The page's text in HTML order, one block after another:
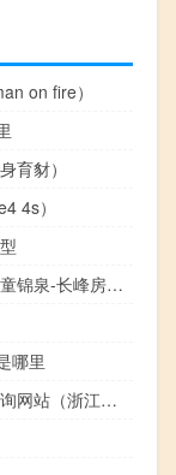
on fire）
育豺）
4s）
上海长峰集团童锦泉家（童锦泉-长峰房地产开发有限公司董事长介绍）
哪里
浙江省特种作业操作证查询网站（浙江省特种作业操作证查询）